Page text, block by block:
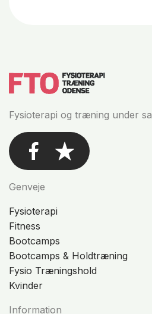
Fysioterapi og træning under
Genveje
Fysioterapi
Fitness
Bootcamps
Bootcamps & Holdtræning
Fysio Træningshold
Kvinder
Information